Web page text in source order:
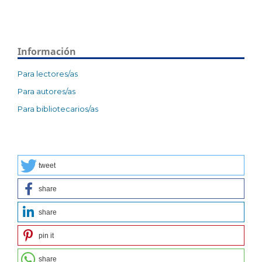
Información
Para lectores/as
Para autores/as
Para bibliotecarios/as
tweet
share
share
pin it
share